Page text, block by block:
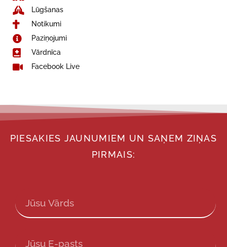
Lūgšanas
Notikumi
Paziņojumi
Vārdnīca
Facebook Live
PIESAKIES JAUNUMIEM UN SAŅEM ZIŅAS
PIRMAIS: